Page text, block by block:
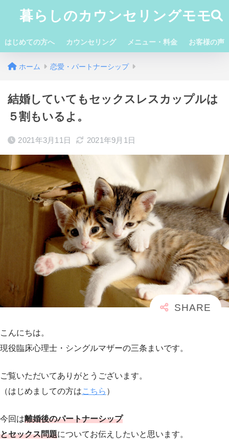
暮らしのカウンセリングモモ
はじめての方へ カウンセリング メニュー・料金 お客様の声
ホーム 恋愛・パートナーシップ
結婚していてもセックスレスカップルは
５割もいるよ。
2021年3月11日 2021年9月1日
こんにちは。
現役臨床心理士・シングルマザーの三条まいです。
ご覧いただいてありがとうございます。
（はじめましての方はこちら ）
今回は離婚後のパートナーシップ
とセックス問題についてお伝えしたいと思います。